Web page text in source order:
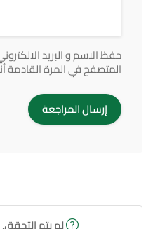
حفظ الاسم و البريد
المتصفح في المرة القادمة